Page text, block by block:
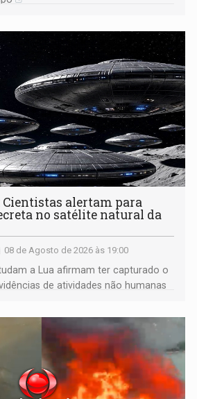
Cientistas alertam para
no satélite natural da
08 de Agosto de 2026 às 19:00
a Lua afirmam ter capturado o
de atividades não humanas